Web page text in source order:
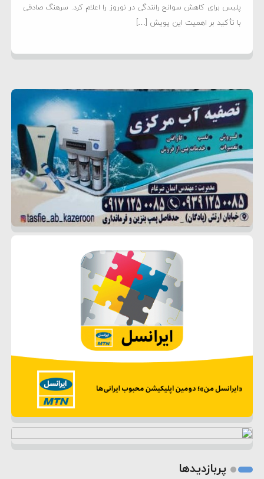
پلیس برای کاهش سوانح رانندگی در نوروز را اعلام کرد. سرهنگ صادقی
با تأکید بر اهمیت این پویش […]
پربازدیدها